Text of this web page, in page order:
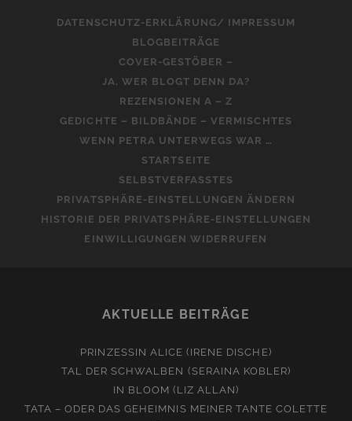
DATENSCHUTZ-ERKLÄRUNG/ IMPRESSUM
BLOGBEITRÄGE
COVER-GESTÖBER –
JA, WER BLOGT DENN DA?
REZENSIONEN A – Z
GEDICHTE – BILDBÄNDE – VERMISCHTES
WENN PETRA UNTERWEGS WAR …
STARTSEITE
SELBSTVERFASSTES
PRIVATSPHÄRE-EINSTELLUNGEN ÄNDERN
HISTORIE DER PRIVATSPHÄRE-EINSTELLUNGEN
EINWILLIGUNGEN WIDERRUFEN
AKTUELLE BEITRÄGE
PRINZESSIN ALICE (IRENE DISCHE)
TAL DER SCHWALBEN (SERAINA KOBLER)
IN BLOOM (LIZ ALLAN)
TATA – ODER DAS GEHEIMNIS MEINER TANTE COLETTE